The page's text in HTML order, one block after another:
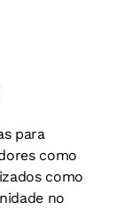
para
como
como
no